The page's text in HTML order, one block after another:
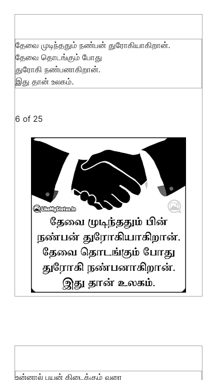
தேவை முடிந்ததும் நண்பன் துரோகியாகிறான்.
தேவை தொடங்கும் போது
துரோகி நண்பனாகிறான்.
இது தான் உலகம்.
6 of 25
உன்னால் பயன் கிடைக்கும் வரை